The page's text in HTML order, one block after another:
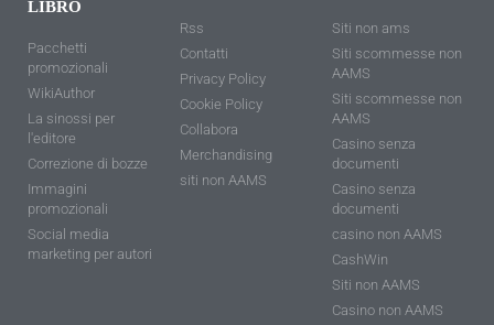
LIBRO
Pacchetti
promozionali
WikiAuthor
La sinossi per
l'editore
Correzione di bozze
Immagini
promozionali
Social media
marketing per autori
Rss
Contatti
Privacy Policy
Cookie Policy
Collabora
Merchandising
siti non AAMS
Siti non ams
Siti scommesse non
AAMS
Siti scommesse non
AAMS
Casino senza
documenti
Casino senza
documenti
casino non AAMS
CashWin
Siti non AAMS
Casino non AAMS